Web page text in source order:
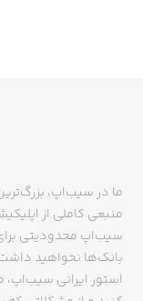
ما در سیب‌اپ،
منبعی کاملی از
سیب‌اپ محدودیتی
بانک‌ها نخواهید داشت
استور ایرانی سیب‌اپ،